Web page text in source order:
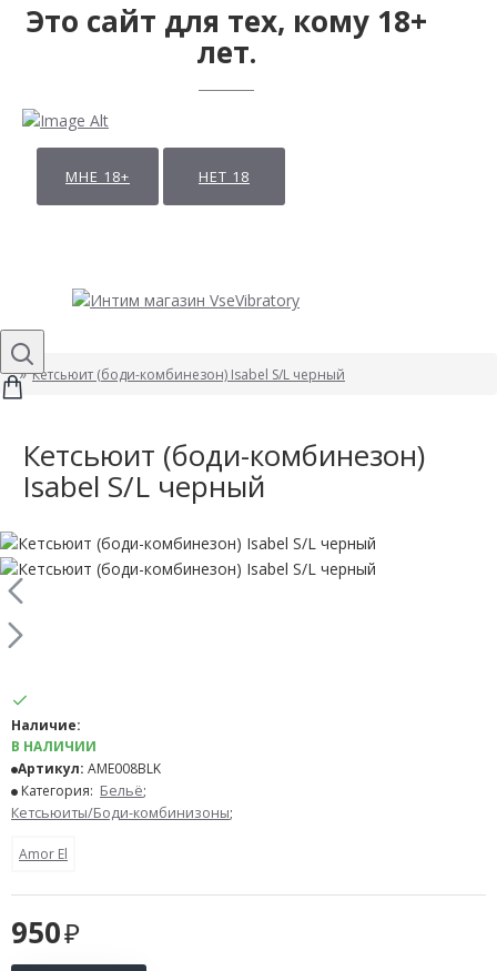
Это сайт для тех, кому 18+
лет.
МНЕ 18+ НЕТ 18
Кетсьюит (боди-комбинезон) Isabel S/L черный
Кетсьюит (боди-комбинезон)
Isabel S/L черный
950
Наличие:
В НАЛИЧИИ
Артикул: AME008BLK
Категория: Бельё;
Кетсьюиты/Боди-комбинизоны;
Amor El